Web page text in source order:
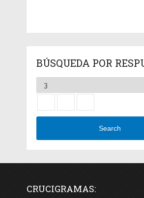
BÚSQUEDA POR
Search
CRUCIGRAMAS: